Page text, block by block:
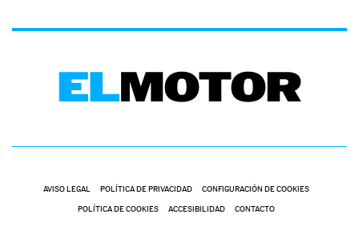
AVISO LEGAL POLÍTICA DE PRIVACIDAD CONFIGURACIÓN DE COOKIES
POLÍTICA DE COOKIES ACCESIBILIDAD CONTACTO